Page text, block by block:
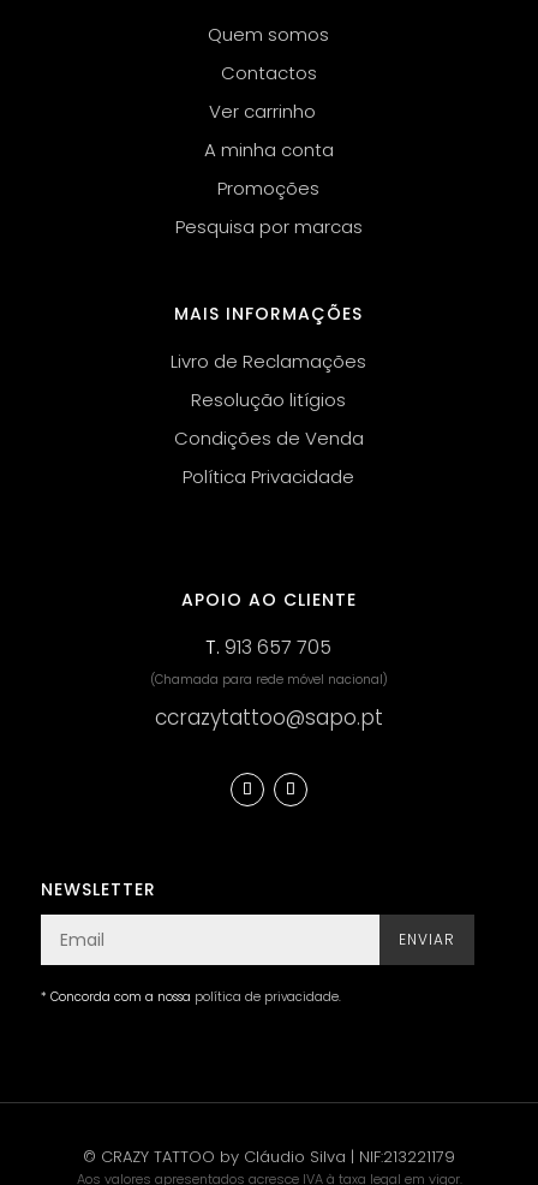
Quem somos
Contactos
Ver carrinho
A minha conta
Promoções
Pesquisa por marcas
MAIS INFORMAÇÕES
Livro de Reclamações
Resolução litígios
Condições de Venda
Política Privacidade
APOIO AO CLIENTE
T.913 657 705
(Chamada para rede móvel nacional)
ccrazytattoo@sapo.pt
NEWSLETTER
ENVIAR
* Concorda com a nossa política de privacidade.
© CRAZY TATTOO by Cláudio Silva | NIF:213221179
Aos valores apresentados acresce IVA à taxa legal em vigor.